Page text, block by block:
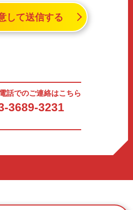
る情報であって、氏名、生年月日
定の個人を識別することができる
指します。
い合わせに対応・管理するため
けるサービスの提供・運用のため
して送信する
話でのご連絡はこちら
3689-3231